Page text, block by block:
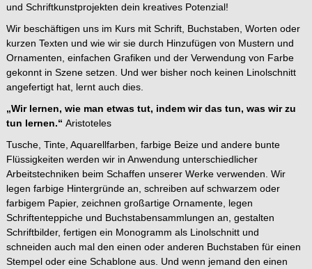
und Schriftkunstprojekten dein kreatives Potenzial!
Wir beschäftigen uns im Kurs mit Schrift, Buchstaben, Worten oder
kurzen Texten und wie wir sie durch Hinzufügen von Mustern und
Ornamenten, einfachen Grafiken und der Verwendung von Farbe
gekonnt in Szene setzen. Und wer bisher noch keinen Linolschnitt
angefertigt hat, lernt auch dies.
„Wir lernen, wie man etwas tut, indem wir das tun, was wir zu
tun lernen.“ Aristoteles
Tusche, Tinte, Aquarellfarben, farbige Beize und andere bunte
Flüssigkeiten werden wir in Anwendung unterschiedlicher
Arbeitstechniken beim Schaffen unserer Werke verwenden. Wir
legen farbige Hintergründe an, schreiben auf schwarzem oder
farbigem Papier, zeichnen großartige Ornamente, legen
Schriftenteppiche und Buchstabensammlungen an, gestalten
Schriftbilder, fertigen ein Monogramm als Linolschnitt und
schneiden auch mal den einen oder anderen Buchstaben für einen
Stempel oder eine Schablone aus. Und wenn jemand den einen